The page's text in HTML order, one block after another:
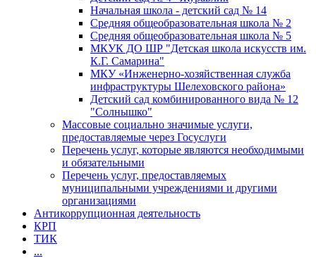
Начальная школа - детский сад № 14
Средняя общеобразовательная школа № 2
Средняя общеобразовательная школа № 5
МКУК ДО ШР "Детская школа искусств им.
К.Г. Самарина"
МКУ «Инженерно-хозяйственная служба
инфраструктуры Шелеховского района»
Детский сад комбинированного вида № 12
"Солнышко"
Массовые социально значимые услуги,
предоставляемые через Госуслуги
Перечень услуг, которые являются необходимыми
и обязательными
Перечень услуг, предоставляемых
муниципальными учреждениями и другими
организациями
Антикоррупционная деятельность
КРП
ТИК
...